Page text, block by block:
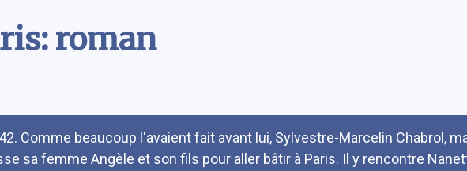
roman
Comme beaucoup l'avaient fait avant lui, Sylvestre-Marcelin Chabrol,
sa femme Angèle et son fils pour aller bâtir à Paris. Il y rencontre